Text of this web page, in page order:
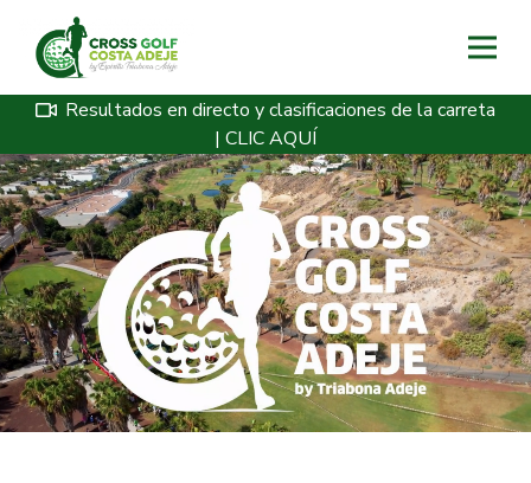
Resultados en directo y clasificaciones de la carreta
| CLIC AQUÍ